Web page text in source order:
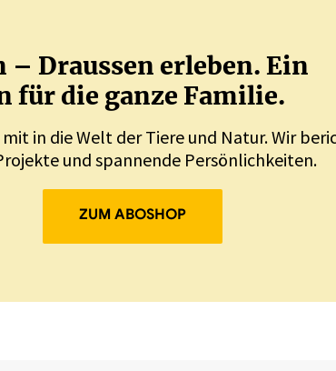
– Draussen erleben. Ein
für die ganze Familie.
in die Welt der Tiere und Natur. Wir
und spannende Persönlichkeiten.
ZUM ABOSHOP